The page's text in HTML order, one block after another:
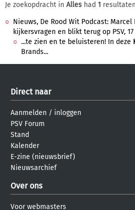
Je zoekopdracht in Alles had 1
Nieuws, De Rood Wit Podcast:
kijkersvragen en blikt terug op PSV,
...te zien en te beluisteren! In deze
Brands...
Direct naar
Aanmelden / inloggen
PSV Forum
Stand
Kalender
E-zine (nieuwsbrief)
Nieuwsarchief
Over ons
Voor webmasters